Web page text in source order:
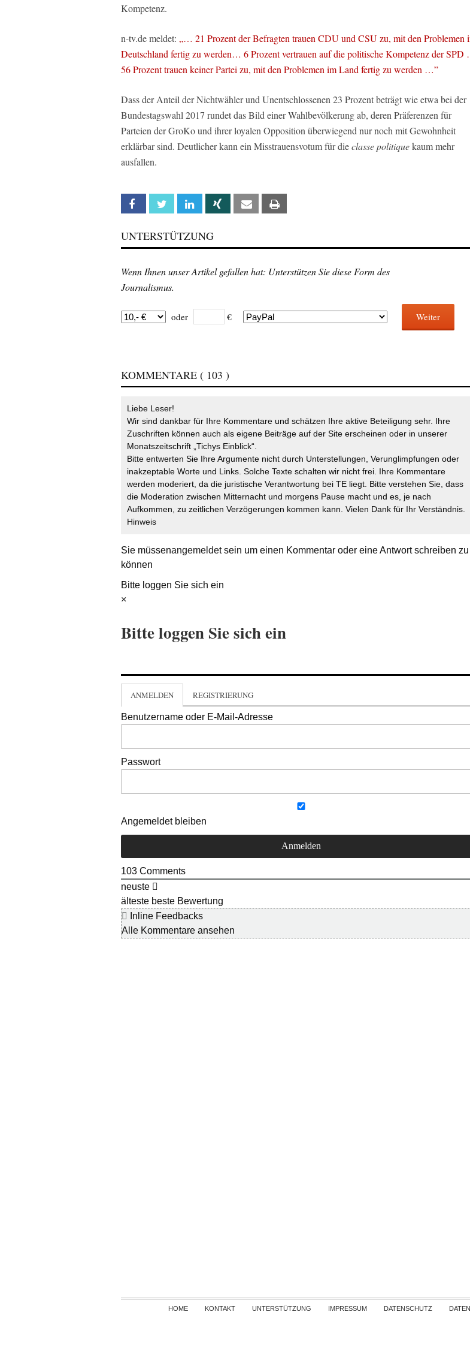
Kompetenz.
n-tv.de meldet: „… 21 Prozent der Befragten trauen CDU und CSU zu, mit den Problemen
Deutschland fertig zu werden… 6 Prozent vertrauen auf die politische Kompetenz der SPD
56 Prozent trauen keiner Partei zu, mit den Problemen im Land fertig zu werden …”
Dass der Anteil der Nichtwähler und Unentschlossenen 23 Prozent beträgt wie etwa bei der
Bundestagswahl 2017 rundet das Bild einer Wahlbevölkerung ab, deren Präferenzen für
Parteien der GroKo und ihrer loyalen Opposition überwiegend nur noch mit Gewohnheit
erklärbar sind. Deutlicher kann ein Misstrauensvotum für dieclasse politiquekaum mehr
ausfallen.
Facebook Twitter Linkedin Xing Email
UNTERSTÜTZUNG
Wenn Ihnen unser Artikel gefallen hat: Unterstützen Sie diese Form des
Journalismus.
oder € Weiter
KOMMENTARE ( 103 )
Liebe Leser!
Wir sind dankbar für Ihre Kommentare und schätzen Ihre aktive Beteiligung sehr. Ihre
Zuschriften können auch als eigene Beiträge auf der Site erscheinen oder in unserer
Monatszeitschrift „Tichys Einblick“.
Bitte entwerten Sie Ihre Argumente nicht durch Unterstellungen, Verunglimpfungen oder
inakzeptable Worte und Links. Solche Texte schalten wir nicht frei. Ihre Kommentare
werden moderiert, da die juristische Verantwortung bei TE liegt. Bitte verstehen Sie, dass
die Moderation zwischen Mitternacht und morgens Pause macht und es, je nach
Aufkommen, zu zeitlichen Verzögerungen kommen kann. Vielen Dank für Ihr Verständnis.
Hinweis
Sie müssenangemeldetsein um einen Kommentar oder eine Antwort schreiben zu
können
Bitte loggen Sie sich ein
×
Bitte loggen Sie sich ein
ANMELDEN REGISTRIERUNG
Benutzername oder E-Mail-Adresse
Passwort
Angemeldet bleiben
103 Comments
neuste
älteste beste Bewertung
Inline Feedbacks
Alle Kommentare ansehen
Skip to content
HOME KONTAKT UNTERSTÜTZUNG IMPRESSUM DATENSCHUTZ